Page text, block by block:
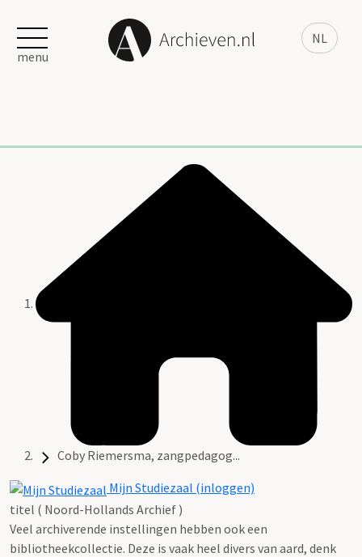
NL
menu
Coby Riemersma, zangpedagog...
Mijn Studiezaal (inloggen)
titel ( Noord-Hollands Archief )
Veel archiverende instellingen hebben ook een
bibliotheekcollectie. Deze is vaak heel divers van aard, denk